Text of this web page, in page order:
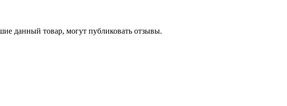
данный товар, могут публиковать отзывы.